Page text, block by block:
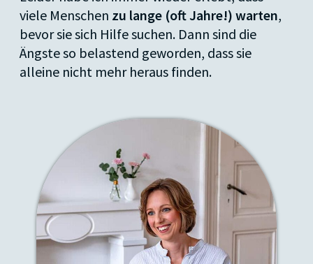
viele Menschen zu lange (oft Jahre!) warten,
bevor sie sich Hilfe suchen. Dann sind die
Ängste so belastend geworden, dass sie
alleine nicht mehr heraus finden.